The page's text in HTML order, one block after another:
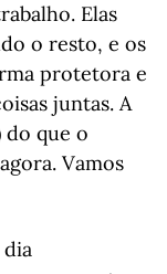
Elas
o resto, e os
protetora e
juntas. A
que o
Vamos